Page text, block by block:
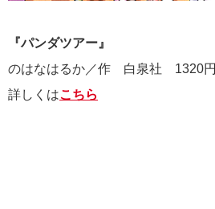
『パンダツアー』
のはなはるか／作 白泉社 1320円
詳しくはこちら